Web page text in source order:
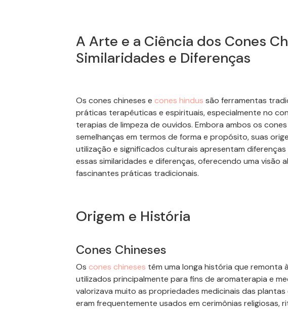
A Arte e a Ciência dos Cones
Similaridades e Diferenças
Os cones chineses e cones hindus são ferramentas
práticas terapêuticas e espirituais, especialmente no
terapias de limpeza de ouvidos. Embora ambos os cones
semelhanças em termos de forma e propósito, suas
utilização e significados culturais apresentam
essas similaridades e diferenças, oferecendo uma visão
fascinantes práticas tradicionais.
Origem e História
Cones Chineses
Os cones chineses têm uma longa história que remonta
utilizados principalmente para fins de aromaterapia e
valorizava muito as propriedades medicinais das plantas
eram frequentemente usados em cerimônias religiosas,